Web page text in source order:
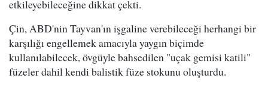
etkileyebileceğine dikkat çekti.
Çin, ABD'nin Tayvan'ın işgaline verebileceği herhangi bir
karşılığı engellemek amacıyla yaygın biçimde
kullanılabilecek, övgüyle bahsedilen "uçak gemisi katili"
füzeler dahil kendi balistik füze stokunu oluşturdu.